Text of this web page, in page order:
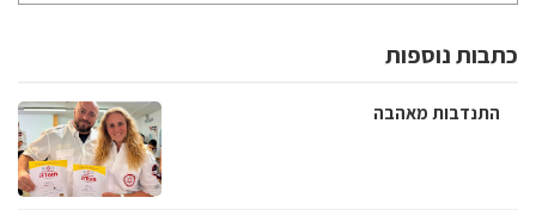
כתבות נוספות
התנדבות מאהבה